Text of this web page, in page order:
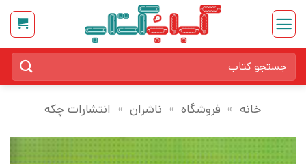
Skip
content
برای:
خانه » فروشگاه » ناشران » انتشارات چکه